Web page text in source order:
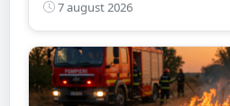
nouă întârziere. Fără
7 august 2026